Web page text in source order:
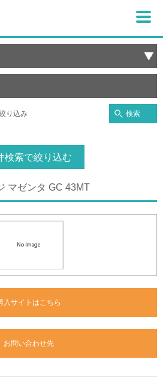
り込み 検索
検索で絞り込む
マゼンタ GC 43MT
入サイトはこちら
お問い合わせ先